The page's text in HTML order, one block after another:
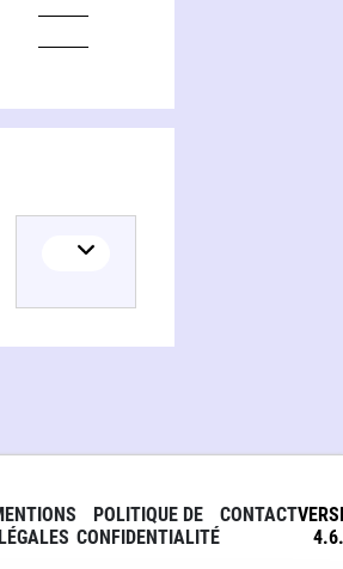
LÉGALES
POLITIQUE DE
CONFIDENTIALITÉ
CONTACT